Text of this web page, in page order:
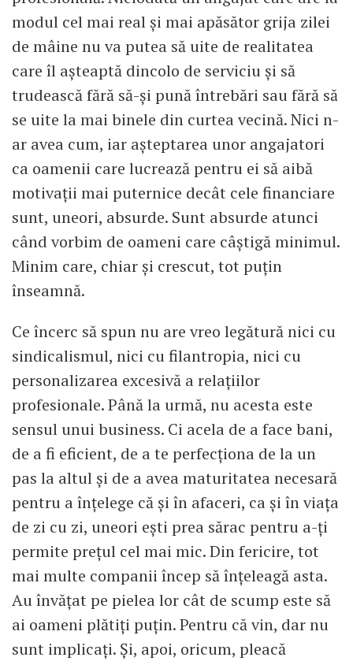
modul cel mai real și mai apăsător grija zilei
de mâine nu va putea să uite de realitatea
care îl așteaptă dincolo de serviciu și să
trudească fără să-și pună întrebări sau fără să
se uite la mai binele din curtea vecină. Nici n-
ar avea cum, iar așteptarea unor angajatori
ca oamenii care lucrează pentru ei să aibă
motivații mai puternice decât cele financiare
sunt, uneori, absurde. Sunt absurde atunci
când vorbim de oameni care câștigă minimul.
Minim care, chiar și crescut, tot puțin
înseamnă.
Ce încerc să spun nu are vreo legătură nici cu
sindicalismul, nici cu filantropia, nici cu
personalizarea excesivă a relațiilor
profesionale. Până la urmă, nu acesta este
sensul unui business. Ci acela de a face bani,
de a fi eficient, de a te perfecționa de la un
pas la altul și de a avea maturitatea necesară
pentru a înțelege că și în afaceri, ca și în viața
de zi cu zi, uneori ești prea sărac pentru a-ți
permite prețul cel mai mic. Din fericire, tot
mai multe companii încep să înțeleagă asta.
Au învățat pe pielea lor cât de scump este să
ai oameni plătiți puțin. Pentru că vin, dar nu
sunt implicați. Și, apoi, oricum, pleacă